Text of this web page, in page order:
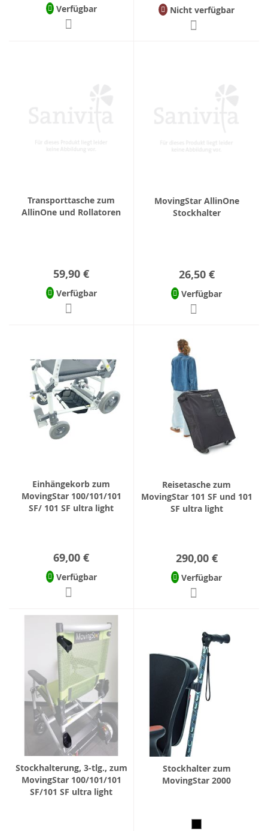
Verfügbar Nicht verfügbar
Transporttasche zum
AllinOne und Rollatoren
59,90 €
Verfügbar
MovingStar AllinOne
Stockhalter
26,50 €
Verfügbar
Einhängekorb zum
MovingStar 100/101/101
SF/ 101 SF ultra light
69,00 €
Verfügbar
Reisetasche zum
MovingStar 101 SF und 101
SF ultra light
290,00 €
Verfügbar
Stockhalterung, 3-tlg., zum
MovingStar 100/101/101
SF/101 SF ultra light
Stockhalter zum
MovingStar 2000